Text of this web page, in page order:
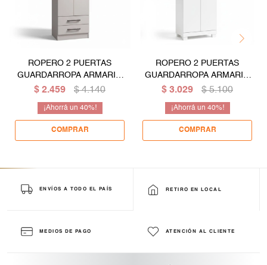
ROPERO 2 PUERTAS
GUARDARROPA ARMARIO
PLACARD CLOSET
$ 2.459 $ 4.140
40
ROPERO 2 PUERTAS
GUARDARROPA ARMARIO
PLACARD CLOSET
$ 3.029 $ 5.100
40
ENVÍOS A TODO EL PAÍS RETIRO EN LOCAL
MEDIOS DE PAGO ATENCIÓN AL CLIENTE